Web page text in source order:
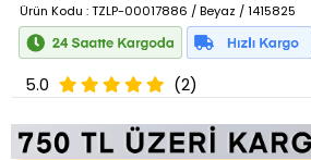
Ürün Kodu : TZLP-00017886 / Beyaz / 1415825
5.0 (2)